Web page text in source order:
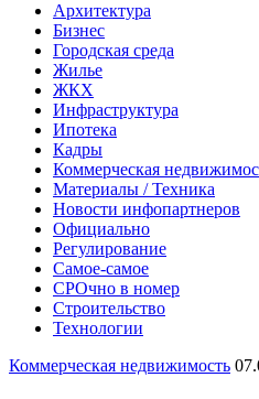
Архитектура
Бизнес
Городская среда
Жилье
ЖКХ
Инфраструктура
Ипотека
Кадры
Коммерческая
Материалы / Техника
Новости инфопартнеров
Официально
Регулирование
Самое-самое
СРОчно в номер
Строительство
Технологии
Коммерческая недвижимость